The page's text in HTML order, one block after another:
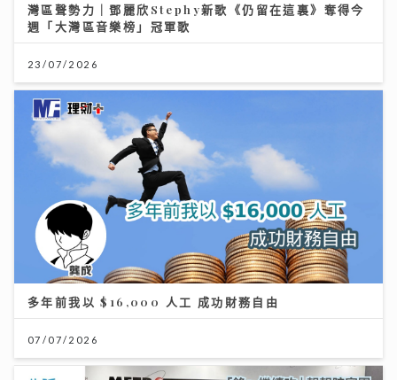
灣區聲勢力｜鄧麗欣Stephy新歌《仍留在這裏》奪得今
週「大灣區音樂榜」冠軍歌
23/07/2026
多年前我以 $16,000 人工 成功財務自由
07/07/2026